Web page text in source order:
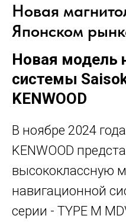
Новая
Японском
Новая модель
системы
KENWOOD
В ноябре 2024
KENWOOD
высококлассную
навигационной
серии - TYPE M